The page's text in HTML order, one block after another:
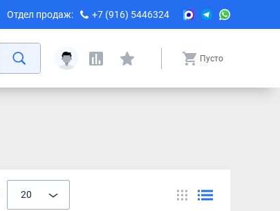
Отдел продаж: +7 (916) 5446324
Пусто
20